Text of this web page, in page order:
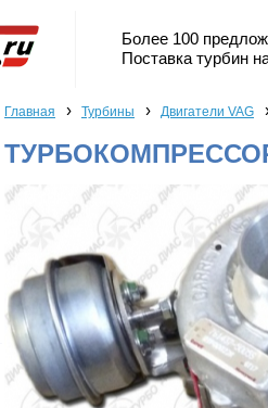
Более 100
Поставка турбин
Главная › Турбины › Двигатели VAG
ТУРБОКОМПРЕССОР